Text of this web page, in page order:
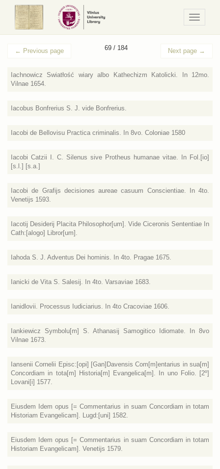
/
Meniu
← Previous page 69 / 184 Next page →
Iachnowicz Swiatłość wiary albo Kathechizm Katolicki. In 12mo.
Vilnae 1654.
Iacobus Bonfrerius S. J. vide Bonfrerius.
Iacobi de Bellovisu Practica criminalis. In 8vo. Coloniae 1580
Iacobi Catzii I. C. Silenus sive Protheus humanae vitae. In Fol.[io]
[s.l.] [s.a.]
Iacobi de Grafijs decisiones aureae casuum Conscientiae. In 4to.
Venetijs 1593.
Iacotij Desiderij Placita Philosophor[um]. Vide Ciceronis Sententiae In
Cath:[alogo] Libror[um].
Iahoda S. J. Adventus Dei hominis. In 4to. Pragae 1675.
Ianicki de Vita S. Salesij. In 4to. Varsaviae 1683.
Ianidlovii. Processus Iudiciarius. In 4to Cracoviae 1606.
Iankiewicz Symbolu[m] S. Athanasij Samogitico Idiomate. In 8vo
Vilnae 1673.
Iansenii Cornelii Episc:[opi] [Gan]Davensis Com[m]entarius in sua[m]
Concordiam in tota[m] Historia[m] Evangelica[m]. In uno Folio. [2º]
Lovani[i] 1577.
Eiusdem Idem opus [= Commentarius in suam Concordiam in totam
Historiam Evangelicam]. Lugd:[uni] 1582.
Eiusdem Idem opus [= Commentarius in suam Concordiam in totam
Historiam Evangelicam]. Venetijs 1579.